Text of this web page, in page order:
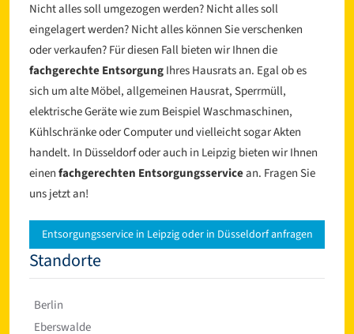
Nicht alles soll umgezogen werden? Nicht alles soll
eingelagert werden? Nicht alles können Sie verschenken
oder verkaufen? Für diesen Fall bieten wir Ihnen die
fachgerechte EntsorgungIhres Hausrats an. Egal ob es
sich um alte Möbel, allgemeinen Hausrat, Sperrmüll,
elektrische Geräte wie zum Beispiel Waschmaschinen,
Kühlschränke oder Computer und vielleicht sogar Akten
handelt. In Düsseldorf oder auch in Leipzig bieten wir Ihnen
einenfachgerechten Entsorgungsservicean. Fragen Sie
uns jetzt an!
Entsorgungsservice in Leipzig oder in Düsseldorf anfragen
Standorte
Berlin
Eberswalde